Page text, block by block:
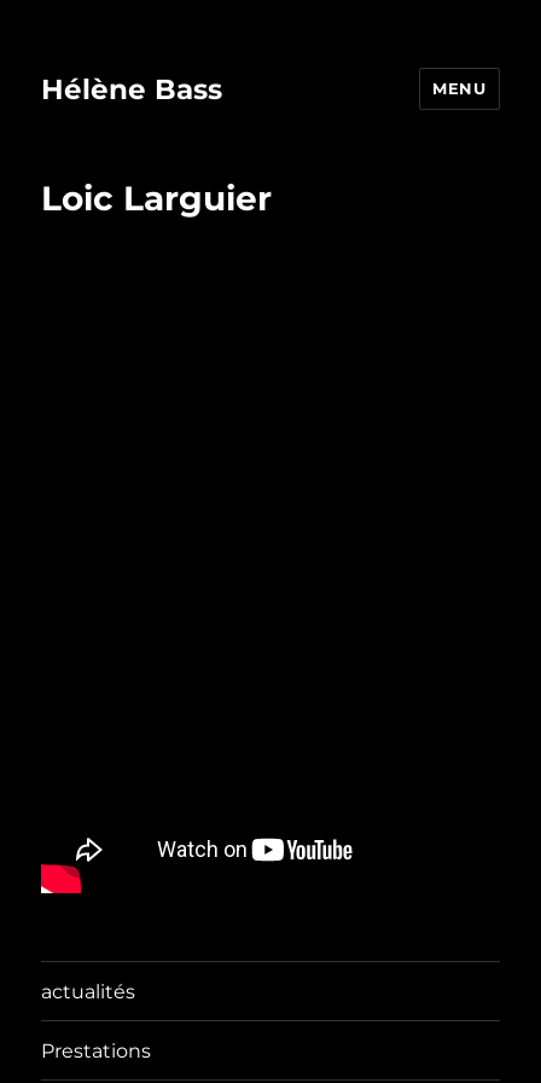
Hélène Bass MENU
Loic Larguier
actualités
Prestations